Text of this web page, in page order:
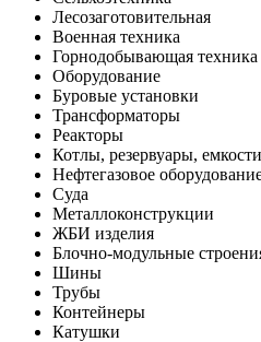
Лесозаготовительная
Военная техника
Горнодобывающая техника
Оборудование
Буровые установки
Трансформаторы
Реакторы
Котлы, резервуары, емкости
Нефтегазовое
Cуда
Металлоконструкции
ЖБИ изделия
Блочно-модульные
Шины
Трубы
Контейнеры
Катушки